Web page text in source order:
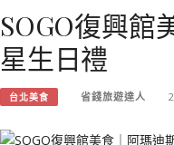
SOGO復興館
星生日禮
台北美食 省錢旅遊達人